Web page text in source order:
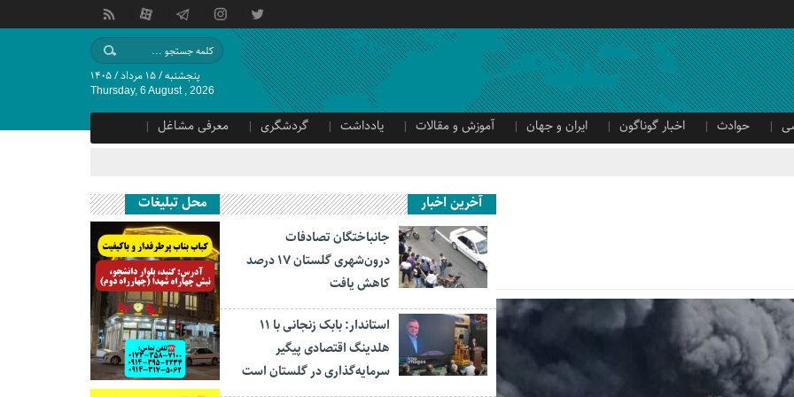
پنجشنبه / ۱۵ مرداد / ۱۴۰۵
Thursday, 6 August , 2026
حوادث اخبار گوناگون ایران و جهان آموزش و مقالات یادداشت گردشگری
معرفی مشاغل
آخرین اخبار
جانباختگان تصادفات
درون‌شهری گلستان ۱۷ درصد
کاهش یافت
استاندار: بابک زنجانی با ۱۱
هلدینگ اقتصادی پیگیر
سرمایه‌گذاری در گلستان است
محل تبلیغات